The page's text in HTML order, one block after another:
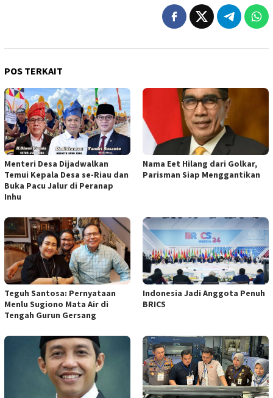
POS TERKAIT
Menteri Desa Dijadwalkan
Temui Kepala Desa se-Riau dan
Buka Pacu Jalur di Peranap
Inhu
Nama Eet Hilang dari Golkar,
Parisman Siap Menggantikan
Teguh Santosa: Pernyataan
Menlu Sugiono Mata Air di
Tengah Gurun Gersang
Indonesia Jadi Anggota Penuh
BRICS